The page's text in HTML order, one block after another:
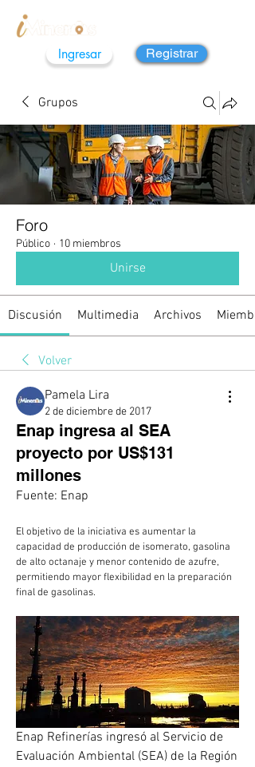
Ingresar Registrar
Grupos
Foro
Público · 10 miembros
Unirse
Discusión Multimedia Archivos
Volver
Pamela Lira
2 de diciembre de 2017
Enap ingresa al SEA
proyecto por US$131
millones
Fuente: Enap
El objetivo de la iniciativa es aumentar la
capacidad de producción de isomerato, gasolina
de alto octanaje y menor contenido de azufre,
permitiendo mayor flexibilidad en la preparación
final de gasolinas.
Enap Refinerías ingresó al Servicio de
Evaluación Ambiental (SEA) de la Región